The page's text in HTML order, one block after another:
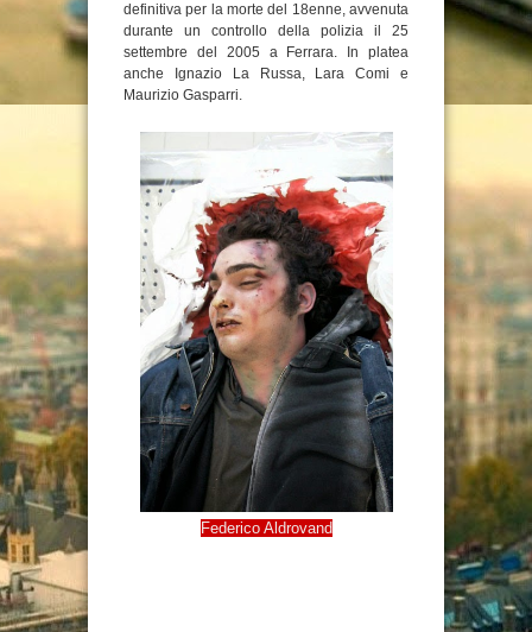
definitiva per la morte del 18enne, avvenuta
durante un controllo della polizia il 25
settembre del 2005 a Ferrara. In platea
anche Ignazio La Russa, Lara Comi e
Maurizio Gasparri.
Federico Aldrovand